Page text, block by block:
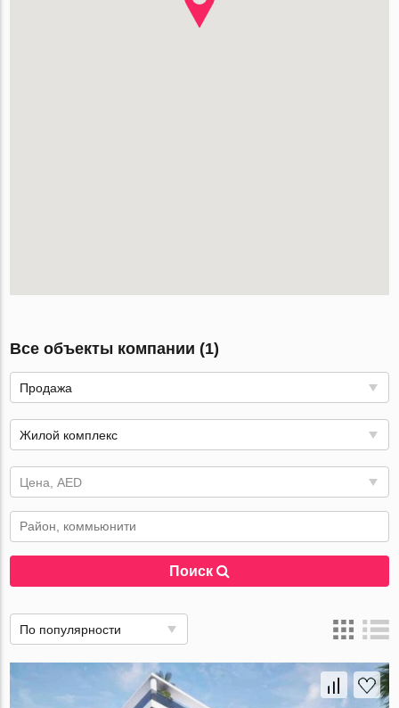
Все объекты компании (1)
Продажа
Жилой комплекс
Цена, AED
Поиск
По популярности